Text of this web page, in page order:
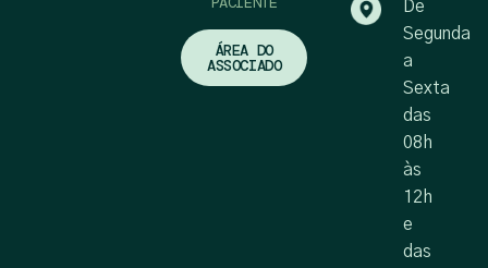
ÁREA DO
ASSOCIADO
De
Segunda
a
Sexta
das
08h
às
12h
e
das